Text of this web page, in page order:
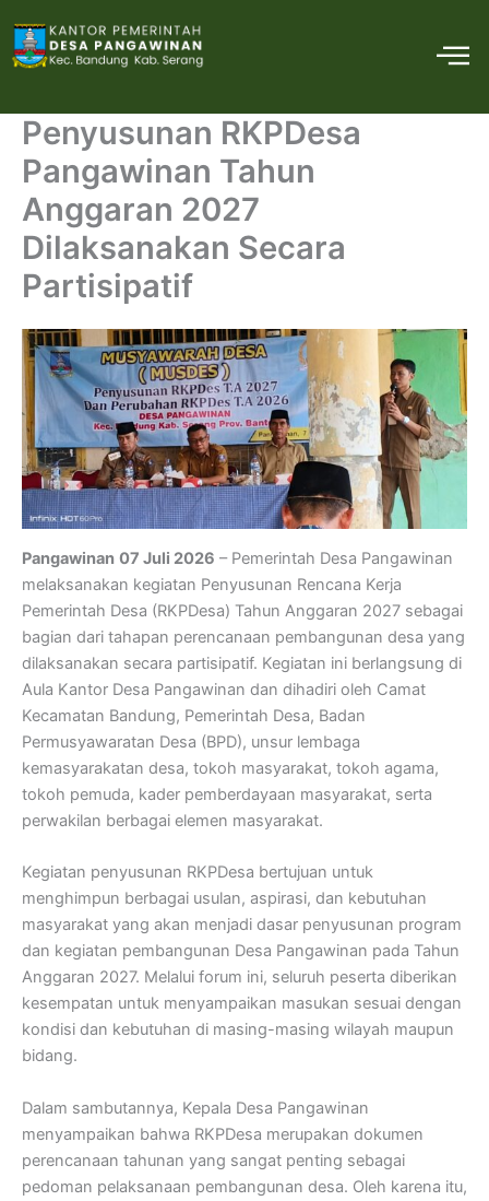
content
Penyusunan RKPDesa
Pangawinan Tahun
Anggaran 2027
Dilaksanakan Secara
Partisipatif
Pangawinan 07 Juli 2026 – Pemerintah Desa Pangawinan
melaksanakan kegiatan Penyusunan Rencana Kerja
Pemerintah Desa (RKPDesa) Tahun Anggaran 2027 sebagai
bagian dari tahapan perencanaan pembangunan desa yang
dilaksanakan secara partisipatif. Kegiatan ini berlangsung di
Aula Kantor Desa Pangawinan dan dihadiri oleh Camat
Kecamatan Bandung, Pemerintah Desa, Badan
Permusyawaratan Desa (BPD), unsur lembaga
kemasyarakatan desa, tokoh masyarakat, tokoh agama,
tokoh pemuda, kader pemberdayaan masyarakat, serta
perwakilan berbagai elemen masyarakat.
Kegiatan penyusunan RKPDesa bertujuan untuk
menghimpun berbagai usulan, aspirasi, dan kebutuhan
masyarakat yang akan menjadi dasar penyusunan program
dan kegiatan pembangunan Desa Pangawinan pada Tahun
Anggaran 2027. Melalui forum ini, seluruh peserta diberikan
kesempatan untuk menyampaikan masukan sesuai dengan
kondisi dan kebutuhan di masing-masing wilayah maupun
bidang.
Dalam sambutannya, Kepala Desa Pangawinan
menyampaikan bahwa RKPDesa merupakan dokumen
perencanaan tahunan yang sangat penting sebagai
pedoman pelaksanaan pembangunan desa. Oleh karena itu,